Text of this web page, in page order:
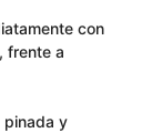
con
frente a
pinada y